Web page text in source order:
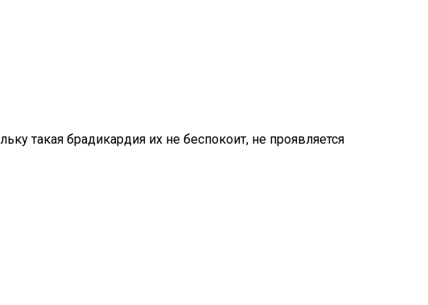
такая брадикардия их не беспокоит, не проявляется